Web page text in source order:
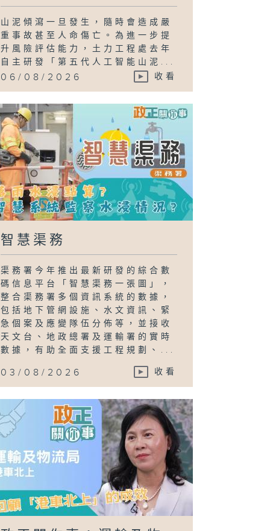
山泥傾瀉一旦發生，隨時會造成嚴
重事故甚至人命傷亡。為進一步提
升風險評估能力，土力工程處去年
自主研發「第五代人工智能山泥...
06/08/2026 收看
智慧渠務
渠務署今年推出最新研發的綜合數
碼信息平台「智慧渠務一張圖」，
整合渠務署多個資訊系統的數據，
包括地下管網設施、水文資訊、緊
急個案及應變隊伍分佈等，並接收
天文台、地政總署及運輸署的實時
數據，有助全面支援工程規劃、...
03/08/2026 收看